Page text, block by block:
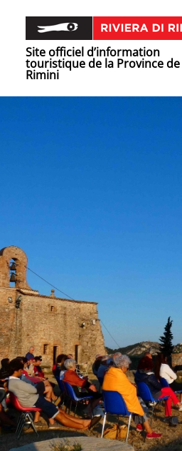
Site officiel d’information
touristique de la Province de
Rimini